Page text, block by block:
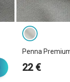
Penna
22 €